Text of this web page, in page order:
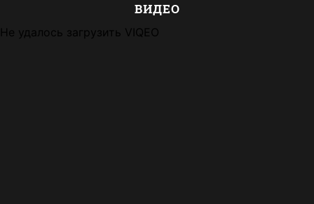
ВИДЕО
Не удалось загрузить VIQEO